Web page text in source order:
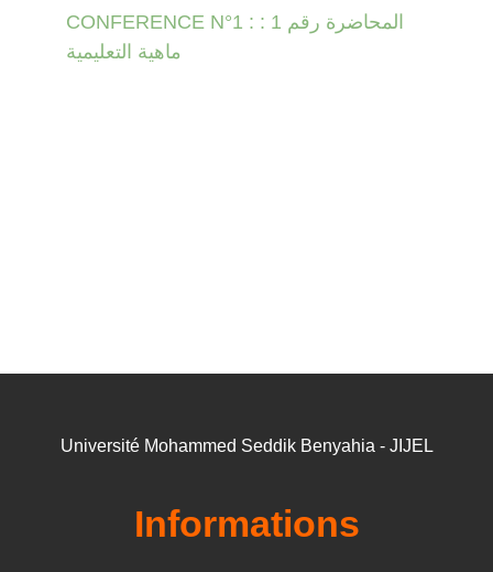
CONFERENCE N°1 : المحاضرة رقم 1 :
ماهية التعليمية
Université Mohammed Seddik Benyahia - JIJEL
Informations